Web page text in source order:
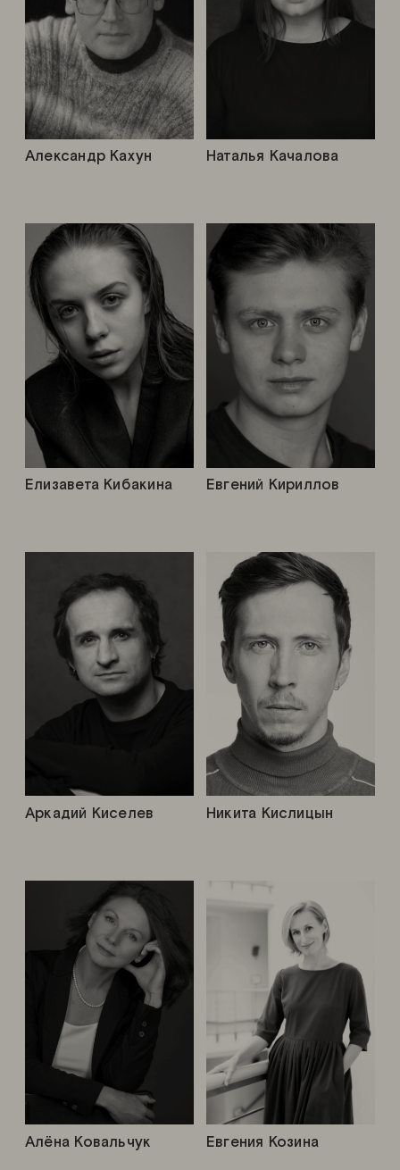
Александр Кахун
Евгения Козина
Елизавета Кибакина
Алёна Ковальчук
Евгений Кириллов
Никита Кислицын
Аркадий Киселев
Наталья Качалова